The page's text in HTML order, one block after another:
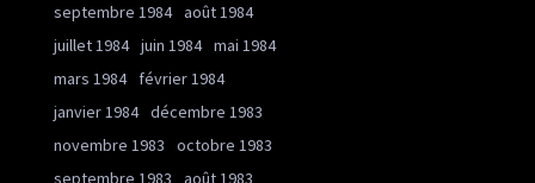
septembre 1984 août 1984
juillet 1984 juin 1984 mai 1984
mars 1984
février 1984
janvier 1984 décembre 1983
novembre 1983
octobre 1983
septembre 1983
août 1983